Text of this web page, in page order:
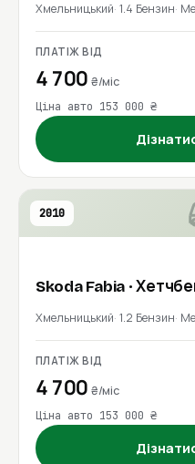
Хмельницький 1.4 Бензин
ПЛАТІЖ ВІД
4 700₴/міс
Ціна авто 153 000 ₴
2010
Skoda Fabia ·
Хмельницький 1.2 Бензин
ПЛАТІЖ ВІД
4 700₴/міс
Ціна авто 153 000 ₴